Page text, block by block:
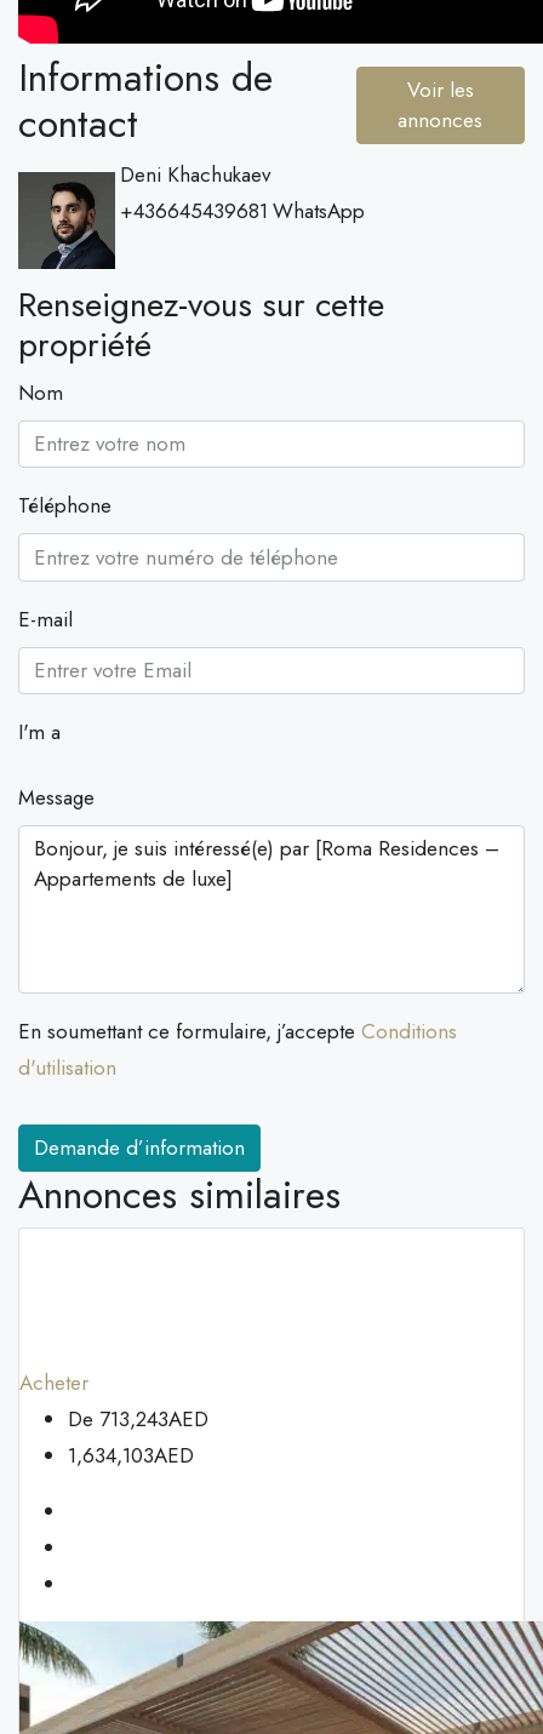
Informations de
contact
Voir les
annonces
Deni Khachukaev
+436645439681 WhatsApp
Renseignez-vous sur cette
propriété
Nom
Téléphone
E-mail
I'm a
Message
En soumettant ce formulaire, j’accepte Conditions
d'utilisation
Demande d’information
Annonces similaires
Acheter
De 713,243AED
1,634,103AED